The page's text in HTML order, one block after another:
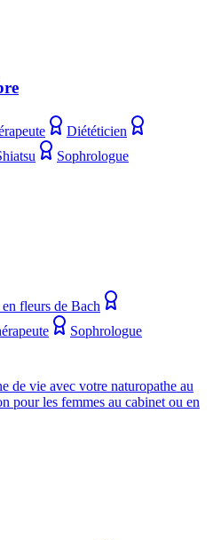
Diététicien
Sophrologue
fleurs de Bach
Sophrologue
de vie avec votre naturopathe au
pour les femmes au cabinet ou en